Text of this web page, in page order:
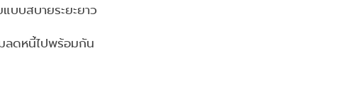
บบสบายระยะยาว
ลดหนี้ไปพร้อมกัน​